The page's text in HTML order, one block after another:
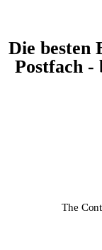
Die besten
Postfach -
The